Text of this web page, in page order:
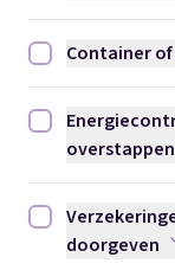
Container of
Container
Energiecontract
overstappen
Verzekeringen
doorgeven